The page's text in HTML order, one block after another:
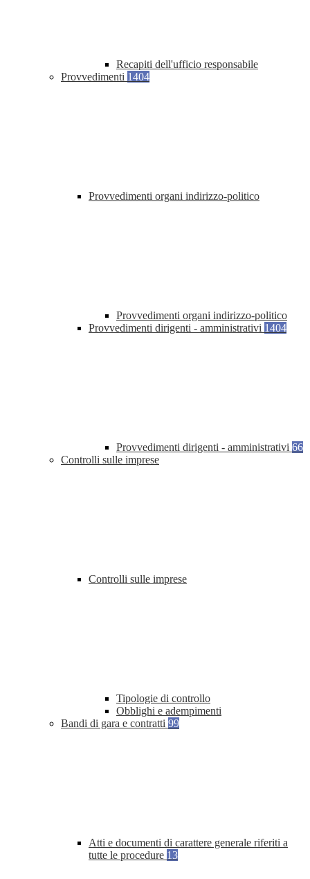
Recapiti dell'ufficio responsabile
Provvedimenti 1404
Provvedimenti organi indirizzo-politico
Provvedimenti organi indirizzo-politico
Provvedimenti dirigenti - amministrativi 1404
Provvedimenti dirigenti - amministrativi 66
Controlli sulle imprese
Controlli sulle imprese
Tipologie di controllo
Obblighi e adempimenti
Bandi di gara e contratti 99
Atti e documenti di carattere generale riferiti a
tutte le procedure 13